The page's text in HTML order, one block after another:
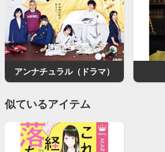
アンナチュラル（ドラマ）
似ているアイテム